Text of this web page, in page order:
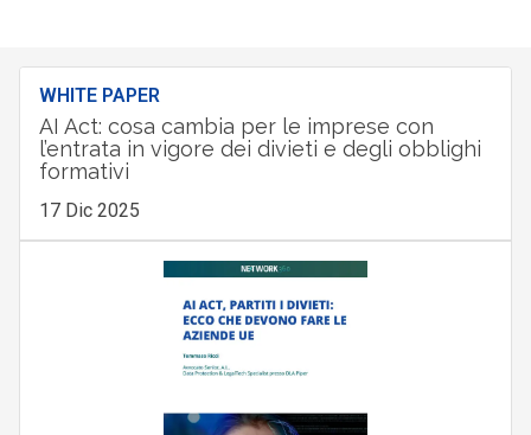
WHITE PAPER
AI Act: cosa cambia per le imprese con
l’entrata in vigore dei divieti e degli obblighi
formativi
17 Dic 2025